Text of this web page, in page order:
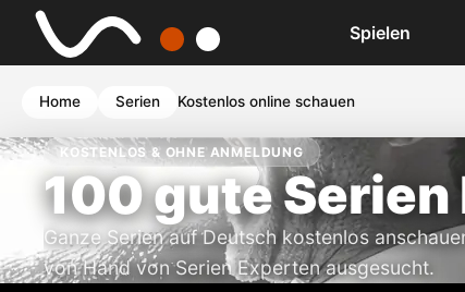
Spielen
Home Serien Kostenlos online schauen
KOSTENLOS & OHNE ANMELDUNG
100 gute
Ganze Serien auf Deutsch kostenlos
von Hand von Serien Experten ausgesucht.